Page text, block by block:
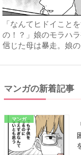
「なんてヒドイこと
の！？」娘のモラハ
信じた母は暴走。娘
マンガの新着記事
マンガ